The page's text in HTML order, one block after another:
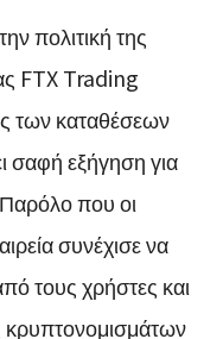
πολιτική της
FTX Trading
των καταθέσεων
σαφή εξήγηση για
που οι
συνέχισε να
τους χρήστες και
κρυπτονομισμάτων